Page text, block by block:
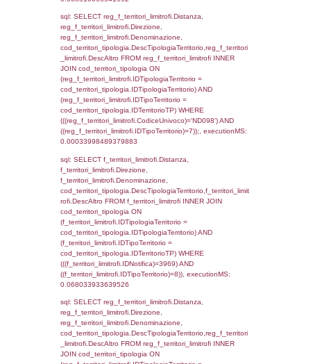
(f_territori_limitrofi.IDTipologiaTerritorio =
cod_territori_tipologia.IDTipologiaTerritorio
f_territori_limitrofi.IDTipoTerritorio =
cod_territori_tipologia.IDTerritorioTP )
((f_territori_limitrofi.IDNotifica) = 3969 ) AND
cod_territori_tipologia.IDTerritorioTP = 1)
executionMS: 0.052787065505981
sql: SELECT f_territori_limitrofi.Distanza,
f_territori_limitrofi.Direzione,
f_territori_limitrofi.Denominazione,
f_territori_limitrofi.DescAltro,
f_territori_limitrofi INNER JOIN
(f_territori_limitrofi.IDTipologiaTerritorio =
cod_territori_tipologia.IDTipologiaTerritorio)
cod_territori_tipologia.IDTerritorioTP)
(((f_territori_limitrofi.IDNotifica)=3969) AND
((f_territori_limitrofi.IDTipoTerritorio)=2)),
0.068114042282104